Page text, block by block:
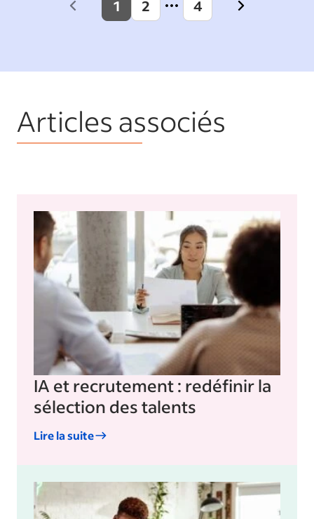
Previous
1 2 4
Next
Articles associés
IA et recrutement : redéfinir la
sélection des talents
Lire la suite